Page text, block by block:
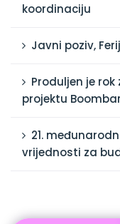
koordinaciju
Javni poziv,
Produljen je
projektu Boombar
21.
vrijednosti za